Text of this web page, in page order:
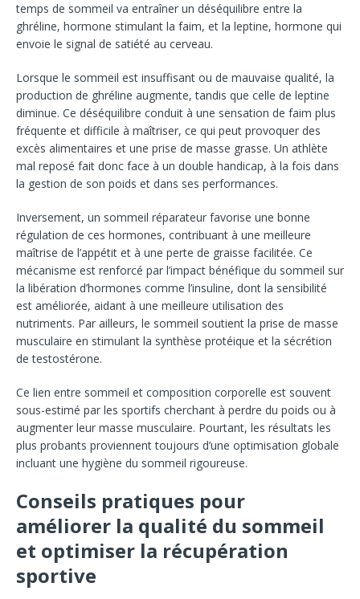
temps de sommeil va entraîner un déséquilibre entre la
ghréline, hormone stimulant la faim, et la leptine, hormone qui
envoie le signal de satiété au cerveau.
Lorsque le sommeil est insuffisant ou de mauvaise qualité, la
production de ghréline augmente, tandis que celle de leptine
diminue. Ce déséquilibre conduit à une sensation de faim plus
fréquente et difficile à maîtriser, ce qui peut provoquer des
excès alimentaires et une prise de masse grasse. Un athlète
mal reposé fait donc face à un double handicap, à la fois dans
la gestion de son poids et dans ses performances.
Inversement, un sommeil réparateur favorise une bonne
régulation de ces hormones, contribuant à une meilleure
maîtrise de l’appétit et à une perte de graisse facilitée. Ce
mécanisme est renforcé par l’impact bénéfique du sommeil sur
la libération d’hormones comme l’insuline, dont la sensibilité
est améliorée, aidant à une meilleure utilisation des
nutriments. Par ailleurs, le sommeil soutient la prise de masse
musculaire en stimulant la synthèse protéique et la sécrétion
de testostérone.
Ce lien entre sommeil et composition corporelle est souvent
sous-estimé par les sportifs cherchant à perdre du poids ou à
augmenter leur masse musculaire. Pourtant, les résultats les
plus probants proviennent toujours d’une optimisation globale
incluant une hygiène du sommeil rigoureuse.
Conseils pratiques pour
améliorer la qualité du sommeil
et optimiser la récupération
sportive